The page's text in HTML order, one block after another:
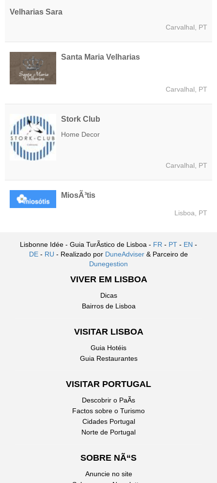
Velharias Sara
Carvalhal, PT
Santa Maria Velharias
Carvalhal, PT
Stork Club
Home Decor
Carvalhal, PT
MiosÃ³tis
Lisboa, PT
Lisbonne Idée - Guia TurÃ­stico de Lisboa - FR - PT - EN -
DE - RU - Realizado por DuneAdviser & Parceiro de
Dunegestion
VIVER EM LISBOA
Dicas
Bairros de Lisboa
VISITAR LISBOA
Guia Hotéis
Guia Restaurantes
VISITAR PORTUGAL
Descobrir o PaÃ­s
Factos sobre o Turismo
Cidades Portugal
Norte de Portugal
SOBRE NÃ“S
Anuncie no site